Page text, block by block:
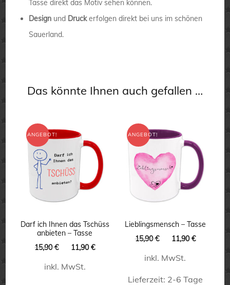
Tasse direkt das Motiv sehen können.
Design und Druckerfolgen direkt bei uns im schönen
Sauerland.
Das könnte Ihnen auch gefallen …
ANGEBOT!
Darf ich Ihnen das Tschüss
anbieten – Tasse
15,90€
Ursprünglicher
war:
11,90€
inkl. MwSt.
ANGEBOT!
Lieblingsmensch – Tasse
15,90€
Ursprünglicher
war:
11,90€
11,90 €.
inkl. MwSt.
Lieferzeit: 2-6 Tage